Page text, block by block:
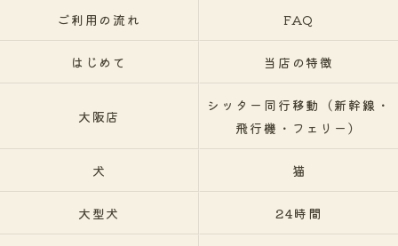
ご利用の流れ FAQ
はじめて 当店の特徴
大阪店
シッター同行移動（新幹線・
飛行機・フェリー）
犬 猫
大型犬 24時間